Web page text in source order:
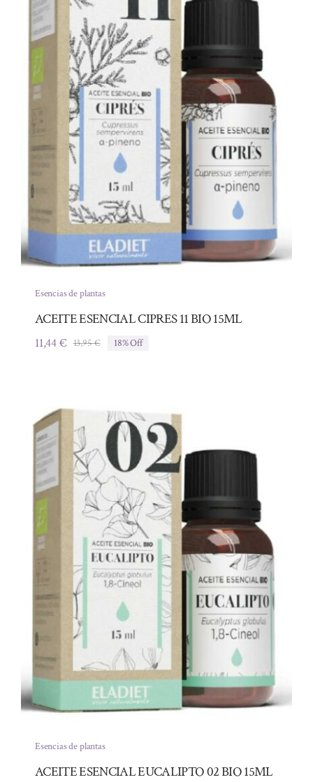
Esencias de plantas
ACEITE ESENCIAL CIPRES 11 BIO 15ML
13,95€El
11,44€
El
18% Off
Esencias de plantas
ACEITE ESENCIAL EUCALIPTO 02 BIO 15ML